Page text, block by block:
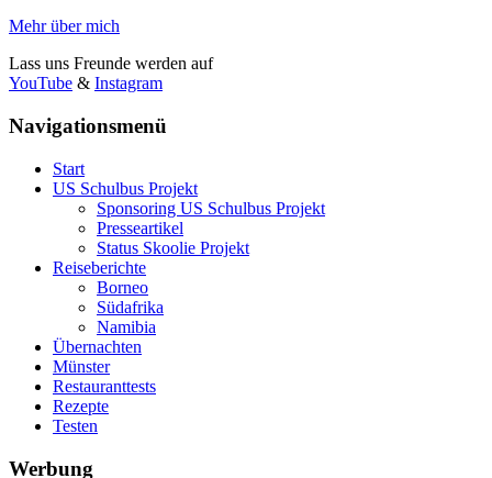
Mehr über mich
Lass uns Freunde werden auf
YouTube & Instagram
Navigationsmenü
Start
US Schulbus Projekt
Sponsoring US Schulbus Projekt
Presseartikel
Status Skoolie Projekt
Reiseberichte
Borneo
Südafrika
Namibia
Übernachten
Münster
Restauranttests
Rezepte
Testen
Werbung